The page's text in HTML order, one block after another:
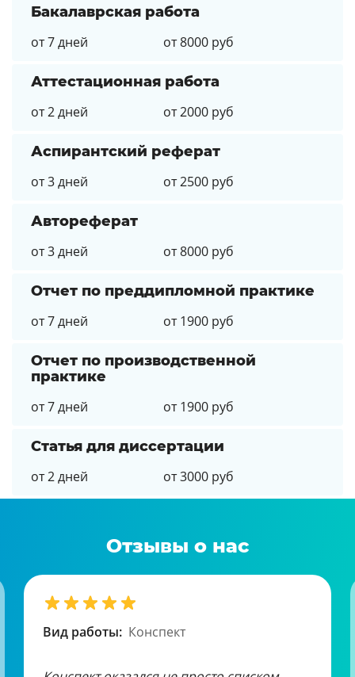
Бакалаврская работа
от 7 дней
от 8000 руб
Аттестационная работа
от 2 дней
от 2000 руб
Аспирантский реферат
от 3 дней
от 2500 руб
Автореферат
от 3 дней
от 8000 руб
Отчет по преддипломной практике
от 7 дней
от 1900 руб
Отчет по производственной
практике
от 7 дней
от 1900 руб
Статья для диссертации
от 2 дней
от 3000 руб
Отзывы о нас
Вид работы: Конспект